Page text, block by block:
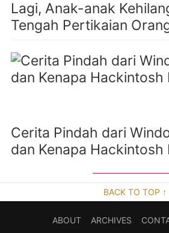
Lagi, Anak-anak
Tengah Pertikaian
Cerita Pindah dari
dan Kenapa Hackintosh
BACK TO TOP ↑
ABOUT ARCHIVES